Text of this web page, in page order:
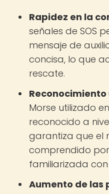
Rapidez en la
señales de SOS
mensaje de
concisa, lo que
rescate.
Morse utilizado
reconocido a
garantiza que el
comprendido
familiarizada
Aumento de las